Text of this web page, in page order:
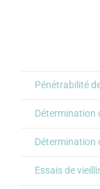
Pénétrabilité
Détermination
Détermination
Essais de